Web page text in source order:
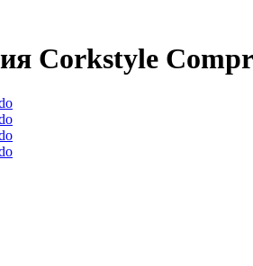
Corkstyle